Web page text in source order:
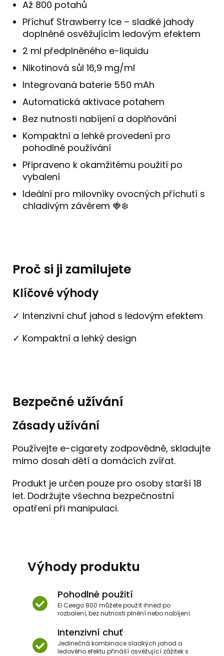
Až 800 potahů
Příchuť Strawberry Ice – sladké jahody
doplněné osvěžujícím ledovým efektem
2 ml předplněného e-liquidu
Nikotinová sůl 16,9 mg/ml
Integrovaná baterie 550 mAh
Automatická aktivace potahem
Bez nutnosti nabíjení a doplňování
Kompaktní a lehké provedení pro
pohodlné používání
Připraveno k okamžitému použití po
vybalení
Ideální pro milovníky ovocných příchutí s
chladivým závěrem 🍓❄️
Proč si ji zamilujete
Klíčové výhody
✓ Intenzivní chuť jahod s ledovým efektem
✓ Kompaktní a lehký design
Bezpečné užívání
Zásady užívání
Používejte e-cigarety zodpovědně, skladujte
mimo dosah dětí a domácích zvířat.
Produkt je určen pouze pro osoby starší 18
let. Dodržujte všechna bezpečnostní
opatření při manipulaci.
Výhody produktu
Pohodlné použití
El Ceego 800 můžete použít ihned po
rozbalení, bez nutnosti plnění nebo nabíjení.
Intenzivní chuť
Jedinečná kombinace sladkých jahod a
ledového efektu přináší osvěžující zážitek s